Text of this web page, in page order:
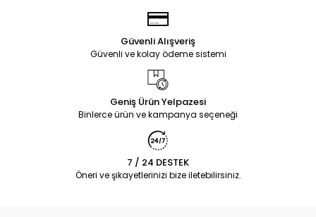
Güvenli Alışveriş
Güvenli ve kolay ödeme sistemi
Geniş Ürün Yelpazesi
Binlerce ürün ve kampanya seçeneği
7 / 24 DESTEK
Öneri ve şikayetlerinizi bize iletebilirsiniz.